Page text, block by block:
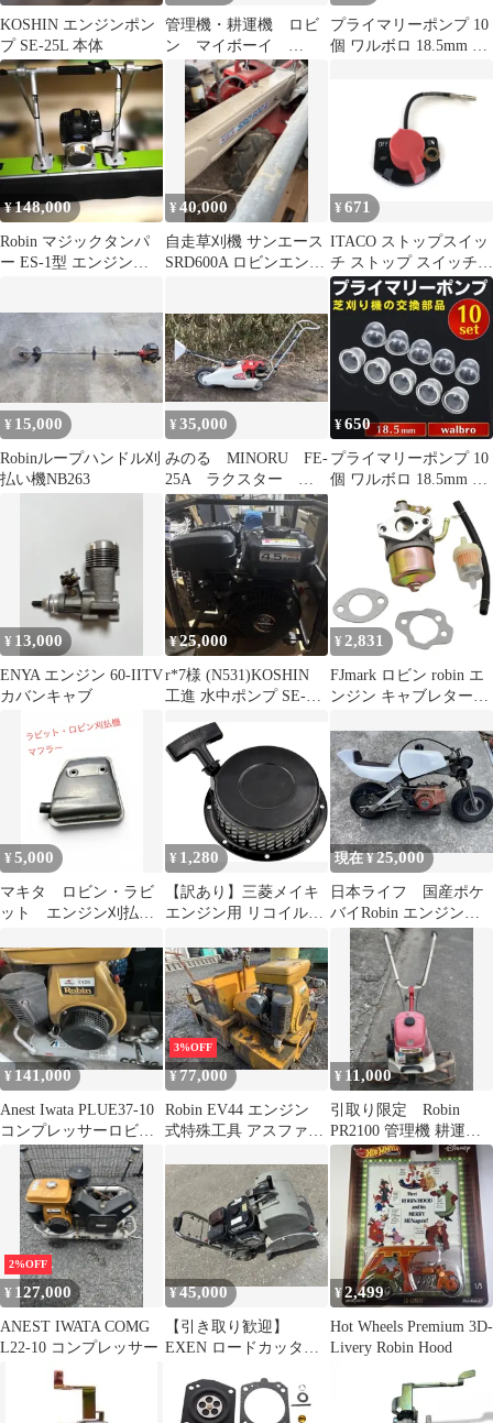
KOSHIN エンジンポン
プ SE-25L 本体
管理機・耕運機 ロビ
ン マイボーイ
RC550 ５馬力 正転
逆転 A6223
プライマリーポンプ 10
個 ワルボロ 18.5mm 草
プ TKキャブ DPR10系
芝刈 WY WYG WYL
¥148,000
Robin マジックタンパ
ー ES-1型 エンジン式
¥40,000
自走草刈機 サンエース
SRD600A ロビンエンジ
¥671
ITACO ストップスイッ
チ ストップ スイッチ
オン オフ ワイヤー ス
バル ロビン EY15 EY20
EY27 EY28 70 MM 066-
00003-71 モーター芝刈
り機トリマー エンジン
¥ 15,000
Robinループハンドル刈
払い機NB263
¥35,000
みのる MINORU FE-
25A ラクスター ロ
ビンエンジン
ECO25GA-2
¥650
プライマリーポンプ 10
個 ワルボロ 18.5mm 草
刈機 互換 WYJ WT
¥ 13,000
ENYA エンジン 60-IITV
カバンキャブ
¥25,000
r*7様 (N531)KOSHIN
工進 水中ポンプ SE-
¥ 2,831
FJmark ロビン robin エ
ンジン キャブレター
10 228-6245、228-
62450-10 互換品
¥5,000
マキタ ロビン・ラビ
ット エンジン刈払
¥ 1,280
【訳あり】三菱メイキ
エンジン用 リコイルス
等 管理OS
現在 ¥25,000
日本ライフ 国産ポケ
バイRobin エンジン
EC04 ホワイト
¥ 141,000
Anest Iwata PLUE37-10
コンプレッサーロビン
EY28エンジン
3%OFF
¥77,000
Robin EV44 エンジン
式特殊工具 アスファル
¥ 11,000
引取り限定 Robin
PR2100 管理機 耕運機
培土器付き 【ジャン
ク】
2%OFF
¥ 127,000
ANEST IWATA COMG
L22-10 コンプレッサー
¥45,000
【引き取り歓迎】
EXEN ロードカッタ
¥2,499
Hot Wheels Premium 3D-
Livery Robin Hood